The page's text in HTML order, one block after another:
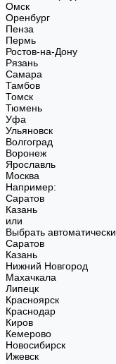
Омск
Оренбург
Пенза
Пермь
Ростов-на-Дону
Рязань
Самара
Тамбов
Томск
Тюмень
Уфа
Ульяновск
Волгоград
Воронеж
Ярославль
Москва
Например:
Саратов
Казань
или
Выбрать автоматически
Саратов
Казань
Нижний Новгород
Махачкала
Липецк
Красноярск
Краснодар
Киров
Кемерово
Новосибирск
Ижевск